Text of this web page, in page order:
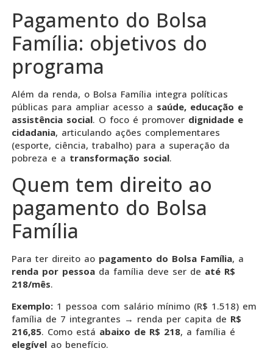
Pagamento do Bolsa
Família: objetivos do
programa
Além da renda, o Bolsa Família integra políticas
públicas para ampliar acesso a saúde, educação e
assistência social. O foco é promover dignidade e
cidadania, articulando ações complementares
(esporte, ciência, trabalho) para a superação da
pobreza e a transformação social.
Quem tem direito ao
pagamento do Bolsa
Família
Para ter direito ao pagamento do Bolsa Família, a
renda por pessoa da família deve ser de até R$
218/mês.
Exemplo: 1 pessoa com salário mínimo (R$ 1.518) em
família de 7 integrantes → renda per capita de R$
216,85. Como está abaixo de R$ 218, a família é
elegível ao benefício.